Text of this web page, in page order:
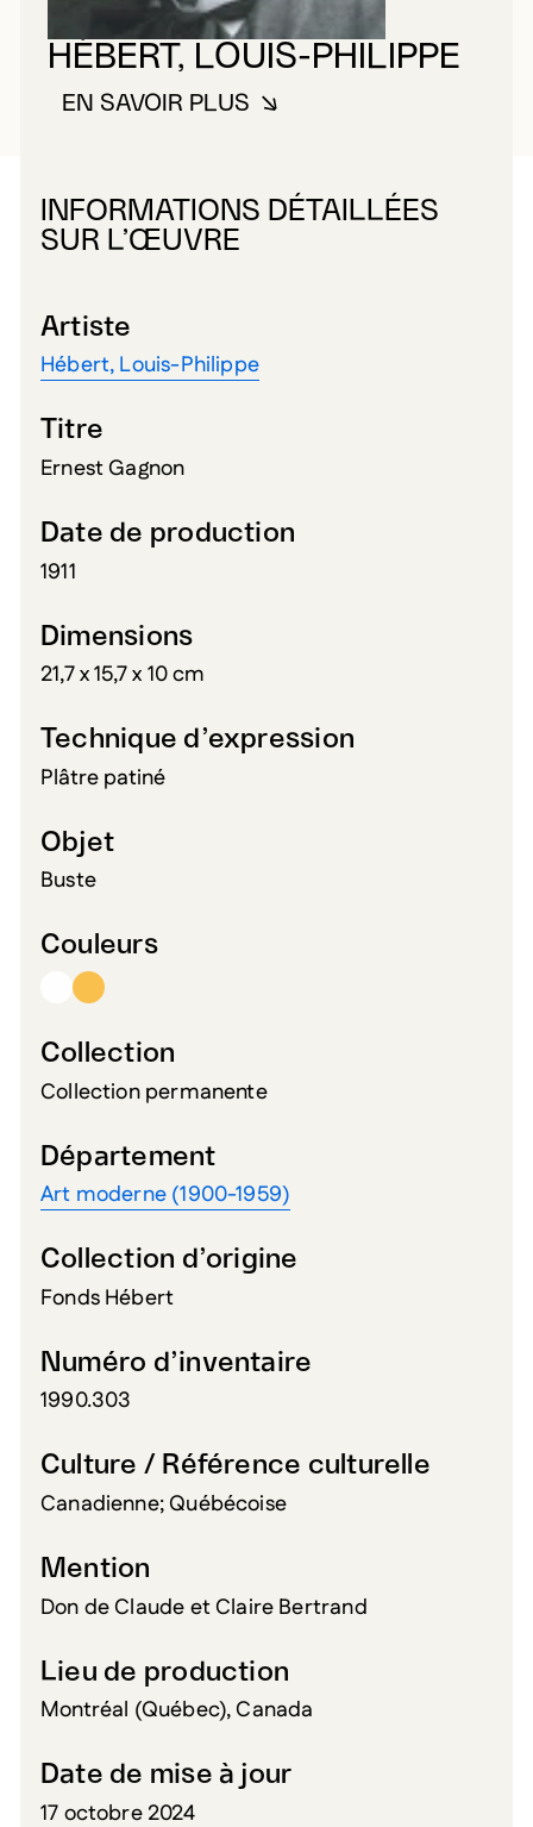
HÉBERT, LOUIS-PHILIPPE
EN SAVOIR PLUSÀ PROPOS DE HÉBERT, LOUIS-
INFORMATIONS DÉTAILLÉES
SUR L’ŒUVRE
Artiste
Hébert, Louis-Philippe
Titre
Ernest Gagnon
Date de production
1911
Dimensions
21,7 x 15,7 x 10 cm
Technique d’expression
Plâtre patiné
Objet
Buste
Couleurs
Collection
Collection permanente
Département
Art moderne (1900-1959)
Collection d’origine
Fonds Hébert
Numéro d’inventaire
1990.303
Culture / Référence culturelle
Canadienne; Québécoise
Mention
Don de Claude et Claire Bertrand
Lieu de production
Montréal (Québec), Canada
Date de mise à jour
17 octobre 2024